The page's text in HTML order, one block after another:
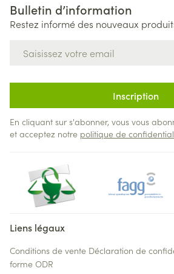
Bulletin d’information
Restez informé des nouveaux
Inscription
En cliquant sur s'abonner, vous vous
et acceptez notre politique de
Liens légaux
Conditions de vente Déclaration de
forme ODR